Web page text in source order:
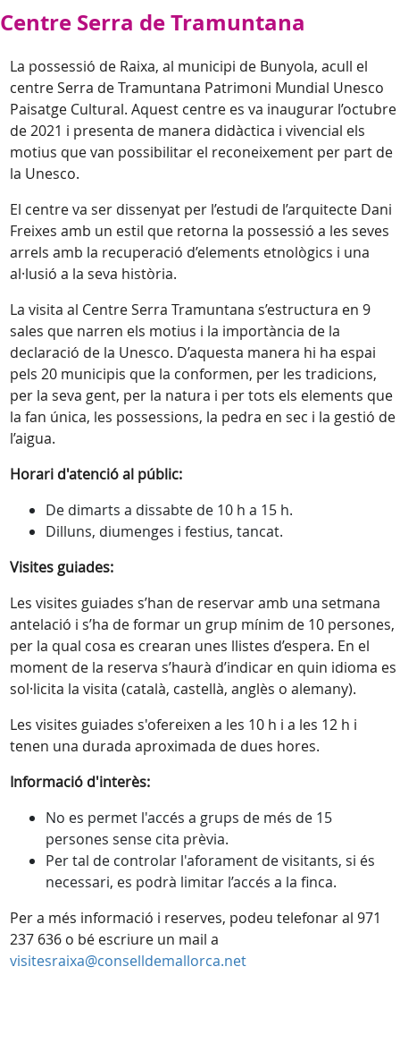
Centre Serra de Tramuntana
La possessió de Raixa, al municipi de Bunyola, acull el
centre Serra de Tramuntana Patrimoni Mundial Unesco
Paisatge Cultural. Aquest centre es va inaugurar l’octubre
de 2021 i presenta de manera didàctica i vivencial els
motius que van possibilitar el reconeixement per part de
la Unesco.
El centre va ser dissenyat per l’estudi de l’arquitecte Dani
Freixes amb un estil que retorna la possessió a les seves
arrels amb la recuperació d’elements etnològics i una
al·lusió a la seva història.
La visita al Centre Serra Tramuntana s’estructura en 9
sales que narren els motius i la importància de la
declaració de la Unesco. D’aquesta manera hi ha espai
pels 20 municipis que la conformen, per les tradicions,
per la seva gent, per la natura i per tots els elements que
la fan única, les possessions, la pedra en sec i la gestió de
l’aigua.
Horari d'atenció al públic:
De dimarts a dissabte de 10 h a 15 h.
Dilluns, diumenges i festius, tancat.
Visites guiades:
Les visites guiades s’han de reservar amb una setmana
antelació i s’ha de formar un grup mínim de 10 persones,
per la qual cosa es crearan unes llistes d’espera. En el
moment de la reserva s’haurà d’indicar en quin idioma es
sol·licita la visita (català, castellà, anglès o alemany).
Les visites guiades s'ofereixen a les 10 h i a les 12 h i
tenen una durada aproximada de dues hores.
Informació d'interès:
No es permet l'accés a grups de més de 15
persones sense cita prèvia.
Per tal de controlar l'aforament de visitants, si és
necessari, es podrà limitar l’accés a la finca.
Per a més informació i reserves, podeu telefonar al 971
237 636 o bé escriure un mail a
visitesraixa@conselldemallorca.net